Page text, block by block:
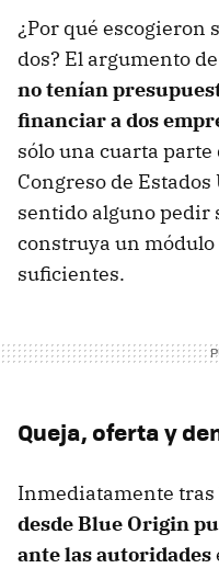
¿Por qué escogieron
dos? El argumento
no tenían
financiar a dos
sólo una cuarta
Congreso de
sentido alguno pedir
construya un
suficientes.
Queja, oferta y
Inmediatamente tras
desde Blue Origin
ante las autoridades